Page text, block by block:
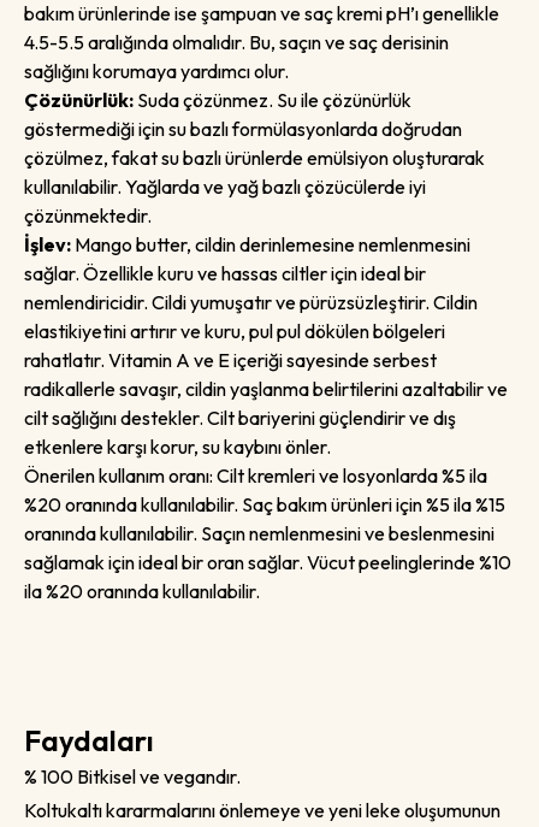
bakım ürünlerinde ise şampuan ve saç kremi pH’ı genellikle
4.5-5.5 aralığında olmalıdır. Bu, saçın ve saç derisinin
sağlığını korumaya yardımcı olur.
Çözünürlük: Suda çözünmez. Su ile çözünürlük
göstermediği için su bazlı formülasyonlarda doğrudan
çözülmez, fakat su bazlı ürünlerde emülsiyon oluşturarak
kullanılabilir. Yağlarda ve yağ bazlı çözücülerde iyi
çözünmektedir.
İşlev: Mango butter, cildin derinlemesine nemlenmesini
sağlar. Özellikle kuru ve hassas ciltler için ideal bir
nemlendiricidir. Cildi yumuşatır ve pürüzsüzleştirir. Cildin
elastikiyetini artırır ve kuru, pul pul dökülen bölgeleri
rahatlatır. Vitamin A ve E içeriği sayesinde serbest
radikallerle savaşır, cildin yaşlanma belirtilerini azaltabilir ve
cilt sağlığını destekler. Cilt bariyerini güçlendirir ve dış
etkenlere karşı korur, su kaybını önler.
Önerilen kullanım oranı: Cilt kremleri ve losyonlarda %5 ila
%20 oranında kullanılabilir. Saç bakım ürünleri için %5 ila %15
oranında kullanılabilir. Saçın nemlenmesini ve beslenmesini
sağlamak için ideal bir oran sağlar. Vücut peelinglerinde %10
ila %20 oranında kullanılabilir.
Faydaları
% 100 Bitkisel ve vegandır.
Koltukaltı kararmalarını önlemeye ve yeni leke oluşumunun